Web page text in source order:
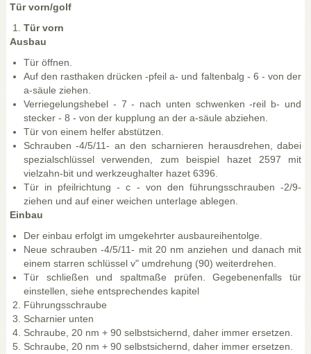
Tür vorn/golf
Tür vorn
Ausbau
Tür öffnen.
Auf den rasthaken drücken -pfeil a- und faltenbalg - 6 - von der
a-säule ziehen.
Verriegelungshebel - 7 - nach unten schwenken -reil b- und
stecker - 8 - von der kupplung an der a-säule abziehen.
Tür von einem helfer abstützen.
Schrauben -4/5/11- an den scharnieren herausdrehen, dabei
spezialschlüssel verwenden, zum beispiel hazet 2597 mit
vielzahn-bit und werkzeughalter hazet 6396.
Tür in pfeilrichtung - c - von den führungsschrauben -2/9-
ziehen und auf einer weichen unterlage ablegen.
Einbau
Der einbau erfolgt im umgekehrter ausbaureihentolge.
Neue schrauben -4/5/11- mit 20 nm anziehen und danach mit
einem starren schlüssel v" umdrehung (90) weiterdrehen.
Tür schließen und spaltmaße prüfen. Gegebenenfalls tür
einstellen, siehe entsprechendes kapitel
Führungsschraube
Scharnier unten
Schraube, 20 nm + 90 selbstsichernd, daher immer ersetzen.
Schraube, 20 nm + 90 selbstsichernd, daher immer ersetzen.